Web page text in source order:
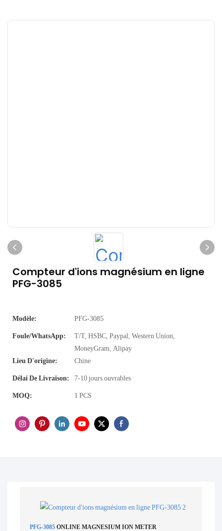
Compteur d'ions magnésium en ligne
PFG-3085
Modèle: PFG-3085
Foule/WhatsApp:
T/T, HSBC, Paypal, Western Union,
MoneyGram, Alipay
Lieu D'origine:
Chine
Délai De Livraison: 7-10 jours ouvrables
MOQ: 1 PCS
PFG-3085ONLINE MAGNESIUM ION METER